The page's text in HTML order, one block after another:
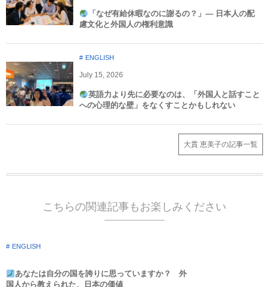
「なぜ有給休暇なのに謝るの？」― 日本人の配
慮文化と外国人の権利意識​
ENGLISH
July 15, 2026
英語力より先に必要なのは、「外国人と話すこと
への心理的な壁」をなくすことかもしれない
大貫 恵美子の記事一覧
こちらの関連記事もお楽しみください
ENGLISH
あなたは自分の国を誇りに思っていますか？ 外
国人から教えられた、日本の価値